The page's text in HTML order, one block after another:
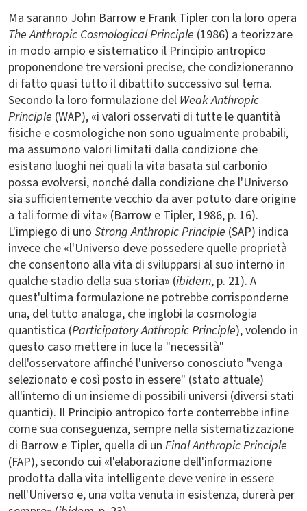
Ma saranno John Barrow e Frank Tipler con la loro opera
The Anthropic Cosmological Principle (1986) a teorizzare
in modo ampio e sistematico il Principio antropico
proponendone tre versioni precise, che condizioneranno
di fatto quasi tutto il dibattito successivo sul tema.
Secondo la loro formulazione del Weak Anthropic
Principle (WAP), «i valori osservati di tutte le quantità
fisiche e cosmologiche non sono ugualmente probabili,
ma assumono valori limitati dalla condizione che
esistano luoghi nei quali la vita basata sul carbonio
possa evolversi, nonché dalla condizione che l'Universo
sia sufficientemente vecchio da aver potuto dare origine
a tali forme di vita» (Barrow e Tipler, 1986, p. 16).
L'impiego di uno Strong Anthropic Principle (SAP) indica
invece che «l'Universo deve possedere quelle proprietà
che consentono alla vita di svilupparsi al suo interno in
qualche stadio della sua storia» (ibidem, p. 21). A
quest'ultima formulazione ne potrebbe corrisponderne
una, del tutto analoga, che inglobi la cosmologia
quantistica (Participatory Anthropic Principle), volendo in
questo caso mettere in luce la "necessità"
dell'osservatore affinché l'universo conosciuto "venga
selezionato e così posto in essere" (stato attuale)
all'interno di un insieme di possibili universi (diversi stati
quantici). Il Principio antropico forte conterrebbe infine
come sua conseguenza, sempre nella sistematizzazione
di Barrow e Tipler, quella di un Final Anthropic Principle
(FAP), secondo cui «l'elaborazione dell'informazione
prodotta dalla vita intelligente deve venire in essere
nell'Universo e, una volta venuta in esistenza, durerà per